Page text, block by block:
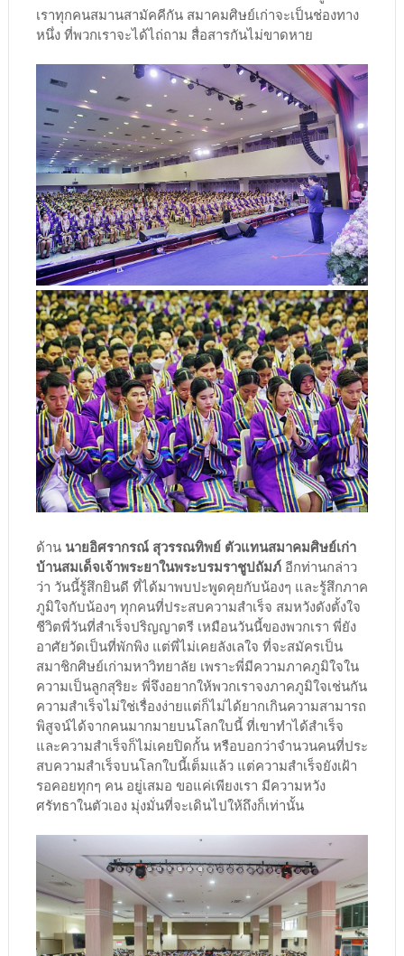
เราทุกคนสมานสามัคคีกัน สมาคมศิษย์เก่าจะเป็นช่องทาง
หนึ่ง ที่พวกเราจะได้ไถ่ถาม สื่อสารกันไม่ขาดหาย
ด้าน นายอิศรากรณ์ สุวรรณทิพย์ ตัวแทนสมาคมศิษย์เก่า
บ้านสมเด็จเจ้าพระยาในพระบรมราชูปถัมภ์อีกท่านกล่าว
ว่า วันนี้รู้สึกยินดี ที่ได้มาพบปะพูดคุยกับน้องๆ และรู้สึกภาค
ภูมิใจกับน้องๆ ทุกคนที่ประสบความสําเร็จ สมหวังดังตั้งใจ
ชีวิตพี่วันที่สำเร็จปริญญาตรี เหมือนวันนี้ของพวกเรา พี่ยัง
อาศัยวัดเป็นที่พักพิง แต่พี่ไม่เคยลังเลใจ ที่จะสมัครเป็น
สมาชิกศิษย์เก่ามหาวิทยาลัย เพราะพี่มีความภาคภูมิใจใน
ความเป็นลูกสุริยะ พี่จึงอยากให้พวกเราจงภาคภูมิใจเช่นกัน
ความสำเร็จไม่ใช่เรื่องง่ายแต่ก็ไม่ได้ยากเกินความสามารถ
พิสูจน์ได้จากคนมากมายบนโลกใบนี้ ที่เขาทำได้สำเร็จ
และความสำเร็จก็ไม่เคยปิดกั้น หรือบอกว่าจำนวนคนที่ประ
สบความสําเร็จบนโลกใบนี้เต็มแล้ว แต่ความสำเร็จยังเฝ้า
รอคอยทุกๆ คน อยู่เสมอ ขอแค่เพียงเรา มีความหวัง
ศรัทธาในตัวเอง มุ่งมั่นที่จะเดินไปให้ถึงก็เท่านั้น